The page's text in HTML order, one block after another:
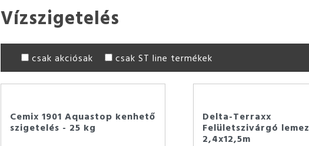
Vízszigetelés
csak akciósak
csak ST line termékek
Cemix 1901 Aquastop kenhető
szigetelés - 25 kg
Delta-Terraxx
Felületszivárgó lemez
2,4x12,5m